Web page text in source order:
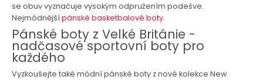
se obuv vyznačuje vysokým odpružením podešve.
Nejmódnějšípánské basketbalové boty.
Pánské boty z Velké Británie -
nadčasové sportovní boty pro
každého
Vyzkoušejte také módní pánské boty z nové kolekce New